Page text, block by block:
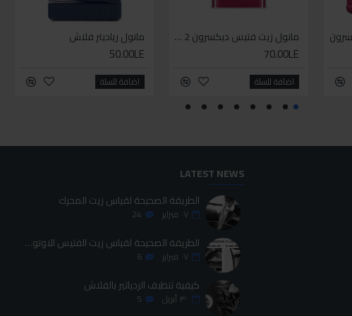
WD-40 مذلل صدأ 200 مل
95.00LE
اضافة للسلة
إيزي إكسترا باور لوب
425.00LE
اضافة للسلة
مانول زيت فتيس ديكسرون 2 لتر واحد
70.00LE
اضافة للسلة
مانول رياديتر فلاش
50.00LE
اضافة للسلة
LATEST NEWS
الطريقة الصحيحة لقياس زيت المحرك
٠٧ فبراير 24
الطريقة الصحيحة لقياس زيت الفتيس الاوتوماتيك
٠٧ فبراير 6
كيفية تنظيف الردياتير بالفلاش
٣٠ أبريل 5